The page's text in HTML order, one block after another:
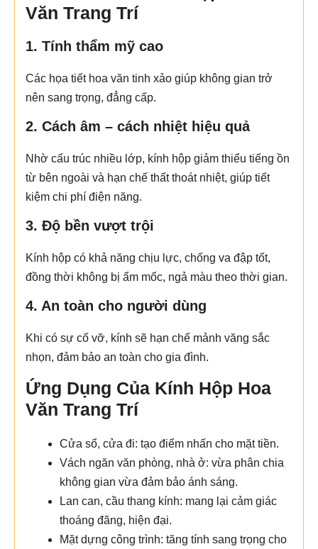
Văn Trang Trí
1. Tính thẩm mỹ cao
Các họa tiết hoa văn tinh xảo giúp không gian trở
nên sang trọng, đẳng cấp.
2. Cách âm – cách nhiệt hiệu quả
Nhờ cấu trúc nhiều lớp, kính hộp giảm thiểu tiếng ồn
từ bên ngoài và hạn chế thất thoát nhiệt, giúp tiết
kiệm chi phí điện năng.
3. Độ bền vượt trội
Kính hộp có khả năng chịu lực, chống va đập tốt,
đồng thời không bị ẩm mốc, ngả màu theo thời gian.
4. An toàn cho người dùng
Khi có sự cố vỡ, kính sẽ hạn chế mảnh văng sắc
nhọn, đảm bảo an toàn cho gia đình.
Ứng Dụng Của Kính Hộp Hoa
Văn Trang Trí
Cửa sổ, cửa đi: tạo điểm nhấn cho mặt tiền.
Vách ngăn văn phòng, nhà ở: vừa phân chia
không gian vừa đảm bảo ánh sáng.
Lan can, cầu thang kính: mang lại cảm giác
thoáng đãng, hiện đại.
Mặt dựng công trình: tăng tính sang trọng cho